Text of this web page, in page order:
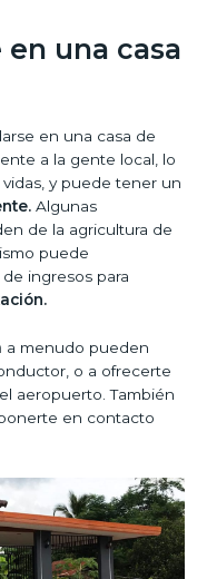
una casa
en una casa de
a la gente local, lo
y puede tener un
Algunas
de la agricultura de
puede
ingresos para
a menudo pueden
o a ofrecerte
aeropuerto. También
en contacto